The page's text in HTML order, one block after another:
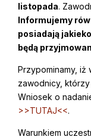
listopada.
Informujemy
posiadają
będą
Przypominamy, iż
zawodnicy, którzy
Wniosek o
>>TUTAJ<<.
Warunkiem